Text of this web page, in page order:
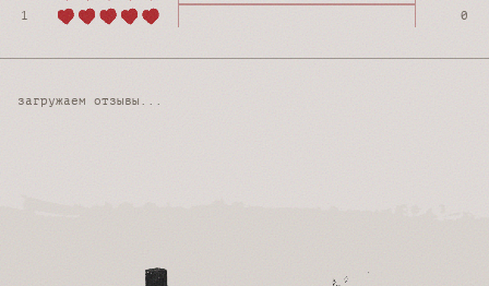
1
0
загружаем отзывы...